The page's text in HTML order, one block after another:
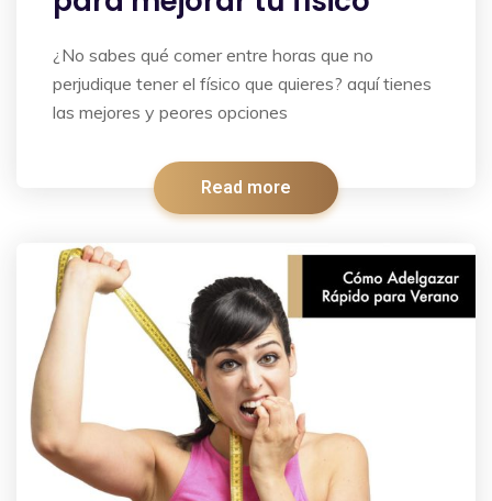
¿No sabes qué comer entre horas que no
perjudique tener el físico que quieres? aquí tienes
las mejores y peores opciones
Read more